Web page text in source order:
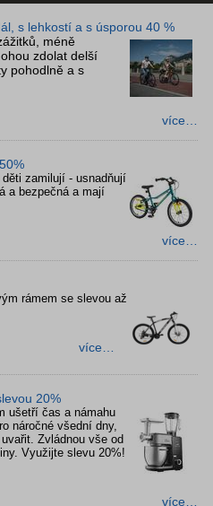
s lehkostí a s úsporou 40 %
méně
zdolat delší
pohodlně a s
více…
zamilují - usnadňují
a bezpečná a mají
více…
rámem se slevou až
více…
20%
ušetří čas a námahu
náročné všední dny,
Zvládnou vše od
Využijte slevu 20%!
více…